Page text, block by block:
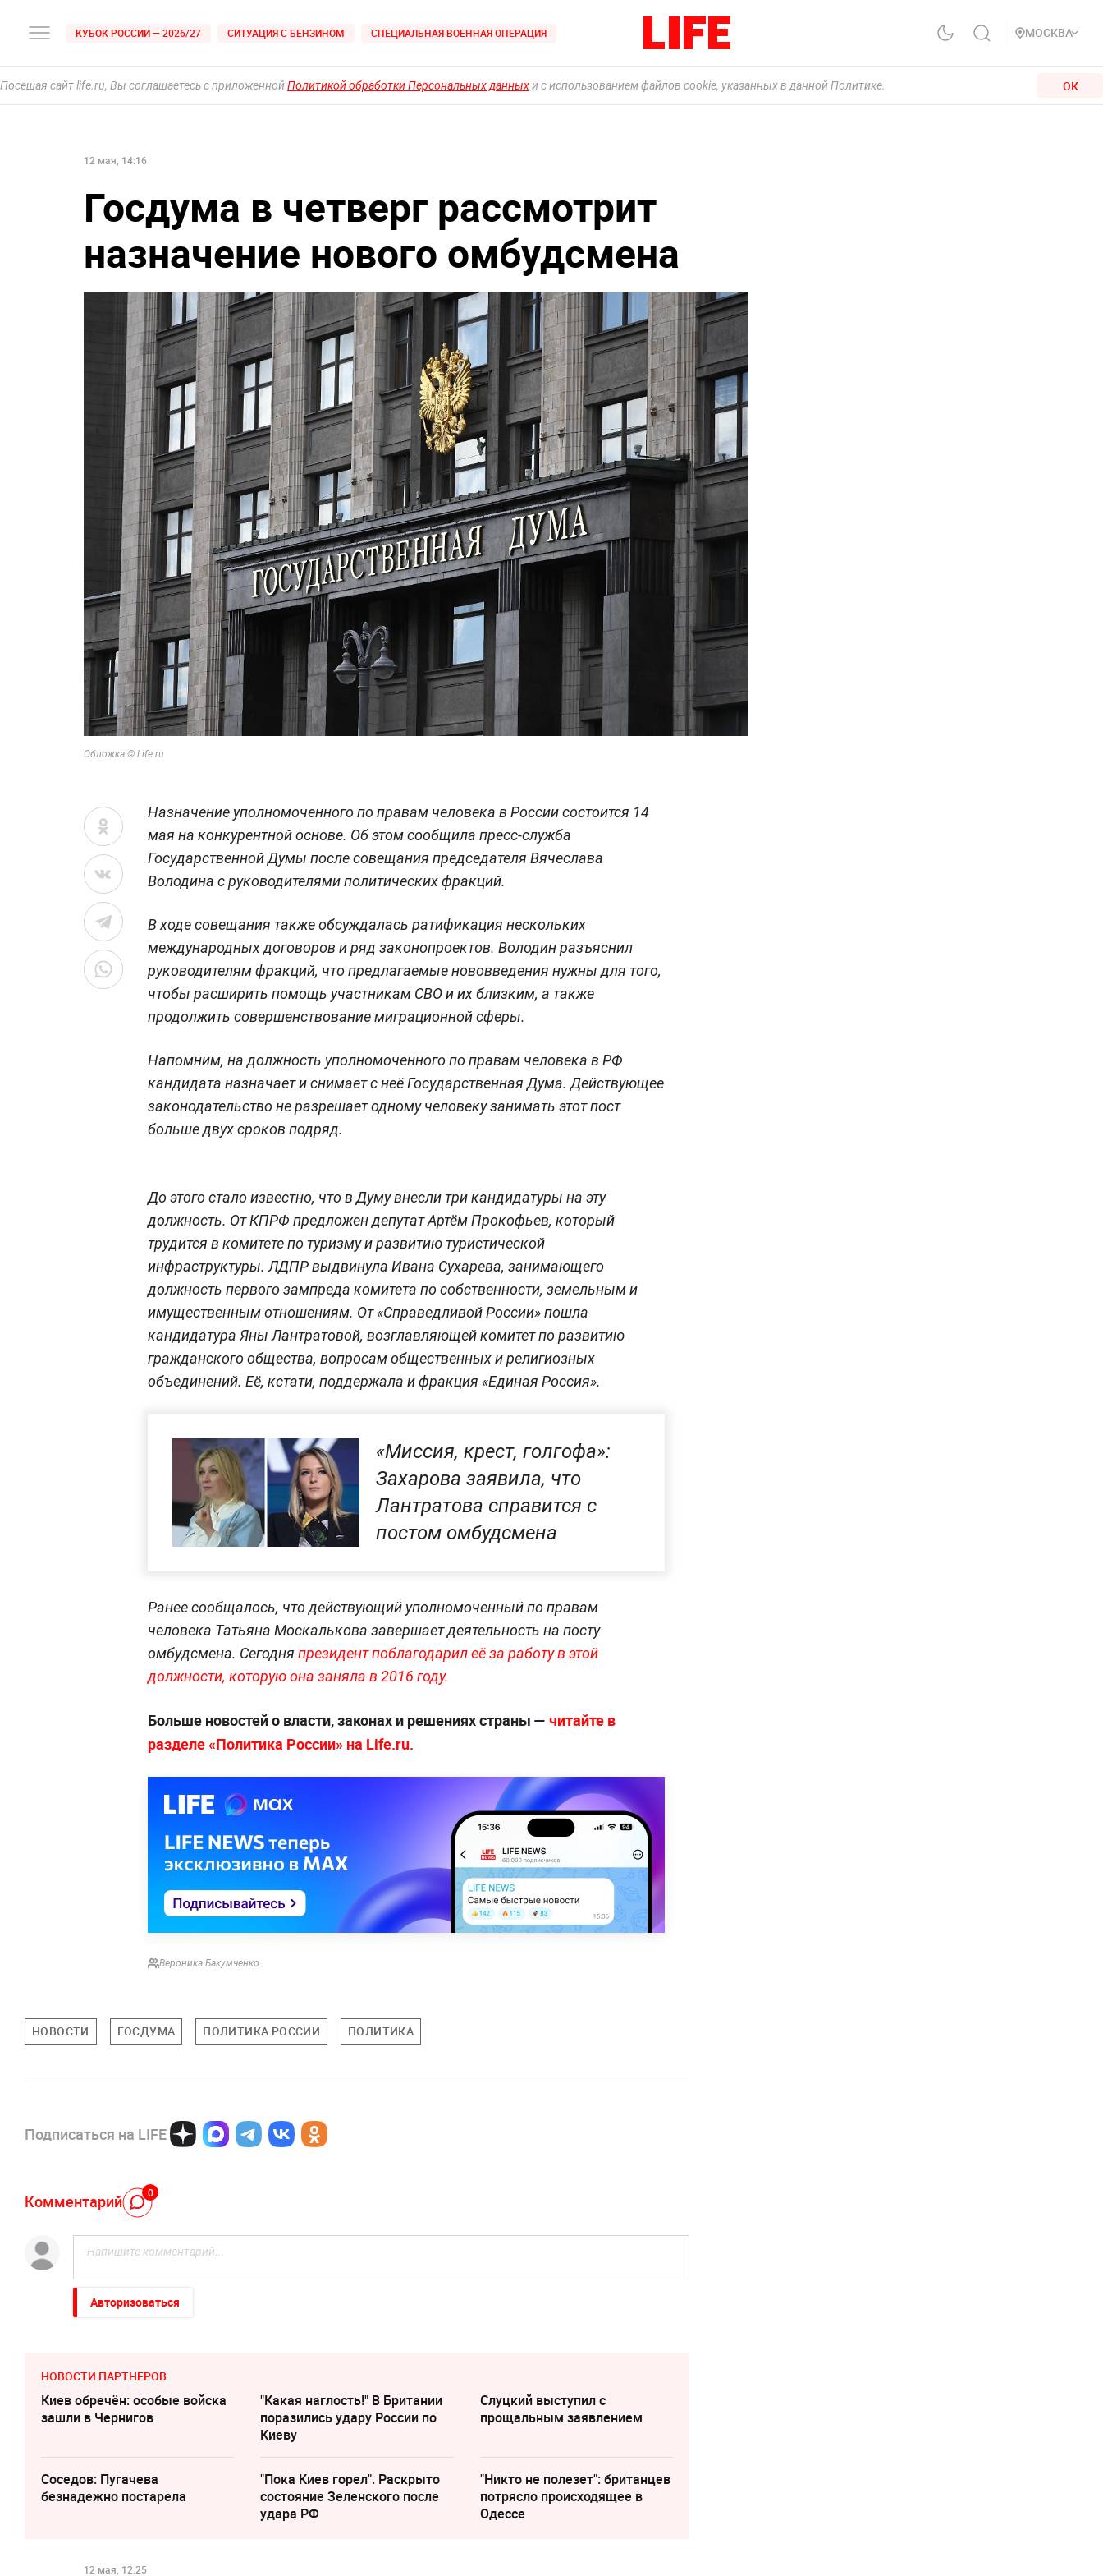
КУБОК РОССИИ — 2026/27 СИТУАЦИЯ С БЕНЗИНОМ СПЕЦИАЛЬНАЯ ВОЕННАЯ ОПЕРАЦИЯ МОСКВА
Посещая сайт life.ru, Вы соглашаетесь с приложеннойПолитикой обработки Персональных данныхи с использованием файлов cookie, указанных в данной Политике. ОК
12 мая, 14:16
Госдума в четверг рассмотрит
назначение нового омбудсмена
Обложка © Life.ru
Назначение уполномоченного по правам человека в России состоится 14
мая на конкурентной основе. Об этом сообщила пресс-служба
Государственной Думы после совещания председателя Вячеслава
Володина с руководителями политических фракций.
В ходе совещания также обсуждалась ратификация нескольких
международных договоров и ряд законопроектов. Володин разъяснил
руководителям фракций, что предлагаемые нововведения нужны для того,
чтобы расширить помощь участникам СВО и их близким, а также
продолжить совершенствование миграционной сферы.
Напомним, на должность уполномоченного по правам человека в РФ
кандидата назначает и снимает с неё Государственная Дума. Действующее
законодательство не разрешает одному человеку занимать этот пост
больше двух сроков подряд.
До этого стало известно, что в Думу внесли три кандидатуры на эту
должность. От КПРФ предложен депутат Артём Прокофьев, который
трудится в комитете по туризму и развитию туристической
инфраструктуры. ЛДПР выдвинула Ивана Сухарева, занимающего
должность первого зампреда комитета по собственности, земельным и
имущественным отношениям. От «Справедливой России» пошла
кандидатура Яны Лантратовой, возглавляющей комитет по развитию
гражданского общества, вопросам общественных и религиозных
объединений. Её, кстати, поддержала и фракция «Единая Россия».
«Миссия, крест, голгофа»:
Захарова заявила, что
Лантратова справится с
постом омбудсмена
Ранее сообщалось, что действующий уполномоченный по правам
человека Татьяна Москалькова завершает деятельность на посту
омбудсмена. Сегодня президент поблагодарил её за работу в этой
должности, которую она заняла в 2016 году.
Больше новостей о власти, законах и решениях страны — читайте в
разделе «Политика России» на Life.ru.
Вероника Бакумченко
НОВОСТИ ГОСДУМА ПОЛИТИКА РОССИИ ПОЛИТИКА
Подписаться на LIFE
Комментарий 0
Авторизоваться
НОВОСТИ ПАРТНЕРОВ
Киев обречён: особые войска
зашли в Чернигов
"Какая наглость!" В Британии
поразились удару России по
Киеву
Слуцкий выступил с
прощальным заявлением
Соседов: Пугачева
безнадежно постарела
"Пока Киев горел". Раскрыто
состояние Зеленского после
удара РФ
"Никто не полезет": британцев
потрясло происходящее в
Одессе
12 мая, 12:25